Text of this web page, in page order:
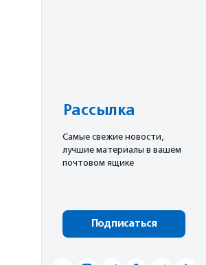
Рассылка
Cамые свежие новости,
лучшие материалы в вашем
почтовом ящике
Подписаться